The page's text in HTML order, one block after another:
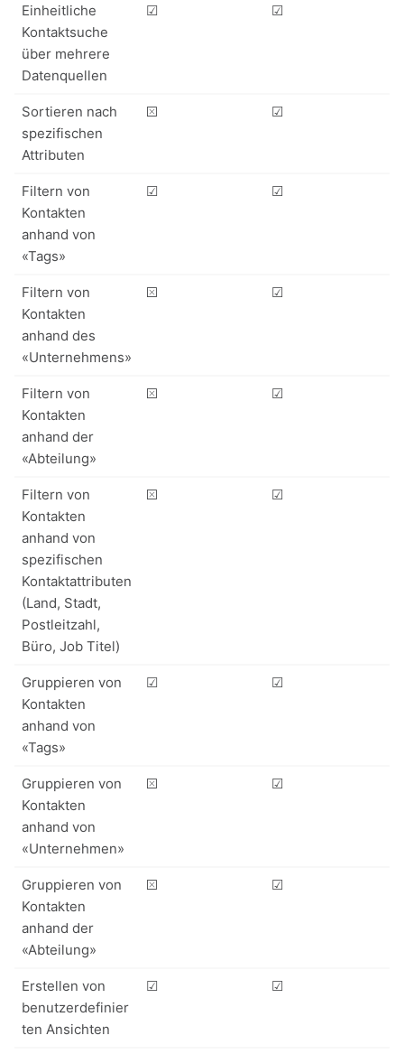
Einheitliche
Kontaktsuche
über mehrere
Datenquellen
☑ ☑
Sortieren nach
spezifischen
Attributen
⮽ ☑
Filtern von
Kontakten
anhand von
«Tags»
☑ ☑
Filtern von
Kontakten
anhand des
«Unternehmens»
⮽ ☑
Filtern von
Kontakten
anhand der
«Abteilung»
⮽ ☑
Filtern von
Kontakten
anhand von
spezifischen
Kontaktattributen
(Land, Stadt,
Postleitzahl,
Büro, Job Titel)
⮽ ☑
Gruppieren von
Kontakten
anhand von
«Tags»
☑ ☑
Gruppieren von
Kontakten
anhand von
«Unternehmen»
⮽ ☑
Gruppieren von
Kontakten
anhand der
«Abteilung»
⮽ ☑
Erstellen von
benutzerdefinier
ten Ansichten
☑ ☑